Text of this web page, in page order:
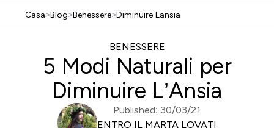
Casa>Blog>Benessere>Diminuire Lansia
BENESSERE
5 Modi Naturali per
Diminuire L’Ansia
Published: 30/03/21
ENTRO IL MARTA LOVATI